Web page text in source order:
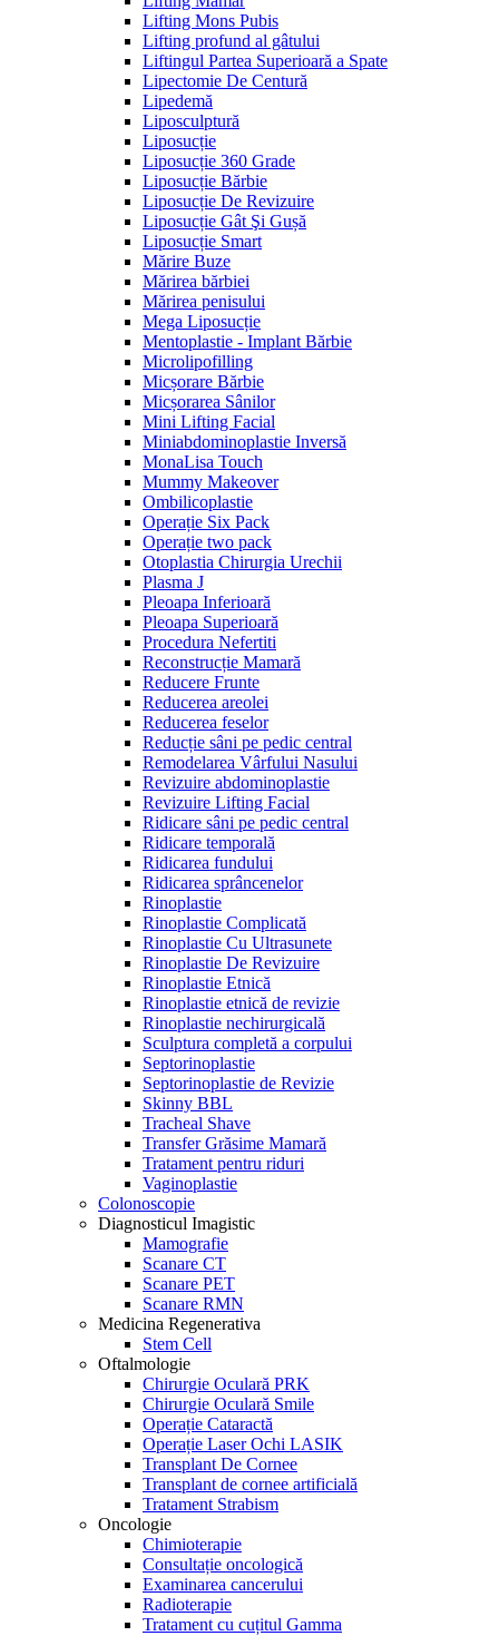
Lifting Mons Pubis
Lifting profund al gâtului
Liftingul Partea Superioară a Spate
Lipectomie De Centură
Lipedemă
Liposculptură
Liposucție
Liposucție 360 Grade
Liposucție Bărbie
Liposucție De Revizuire
Liposucție Gât Şi Gușă
Liposucție Smart
Mărire Buze
Mărirea bărbiei
Mărirea penisului
Mega Liposucție
Mentoplastie - Implant Bărbie
Microlipofilling
Micșorare Bărbie
Micșorarea Sânilor
Mini Lifting Facial
Miniabdominoplastie Inversă
MonaLisa Touch
Mummy Makeover
Ombilicoplastie
Operație Six Pack
Operație two pack
Otoplastia Chirurgia Urechii
Plasma J
Pleoapa Inferioară
Pleoapa Superioară
Procedura Nefertiti
Reconstrucție Mamară
Reducere Frunte
Reducerea areolei
Reducerea feselor
Reducție sâni pe pedic central
Remodelarea Vârfului Nasului
Revizuire abdominoplastie
Revizuire Lifting Facial
Ridicare sâni pe pedic central
Ridicare temporală
Ridicarea fundului
Ridicarea sprâncenelor
Rinoplastie
Rinoplastie Complicată
Rinoplastie Cu Ultrasunete
Rinoplastie De Revizuire
Rinoplastie Etnică
Rinoplastie etnică de revizie
Rinoplastie nechirurgicală
Sculptura completă a corpului
Septorinoplastie
Septorinoplastie de Revizie
Skinny BBL
Tracheal Shave
Transfer Grăsime Mamară
Tratament pentru riduri
Vaginoplastie
Colonoscopie
Diagnosticul Imagistic
Mamografie
Scanare CT
Scanare PET
Scanare RMN
Medicina Regenerativa
Stem Cell
Oftalmologie
Chirurgie Oculară PRK
Chirurgie Oculară Smile
Operație Cataractă
Operație Laser Ochi LASIK
Transplant De Cornee
Transplant de cornee artificială
Tratament Strabism
Oncologie
Chimioterapie
Consultație oncologică
Examinarea cancerului
Radioterapie
Tratament cu cuțitul Gamma